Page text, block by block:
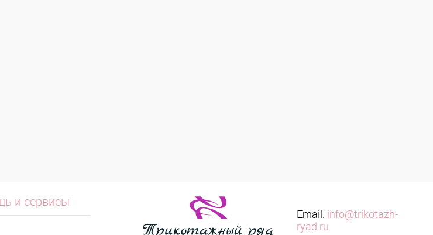
и сервисы
Email: info@trikotazh-
ryad.ru